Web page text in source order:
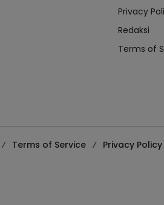
Privacy
Redaksi
Terms of
Terms of Service
Privacy Policy